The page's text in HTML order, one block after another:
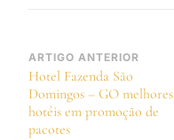
Navegação
de
post
ARTIGO ANTERIOR
Hotel Fazenda São
Domingos – GO melhores
hotéis em promoção de
pacotes